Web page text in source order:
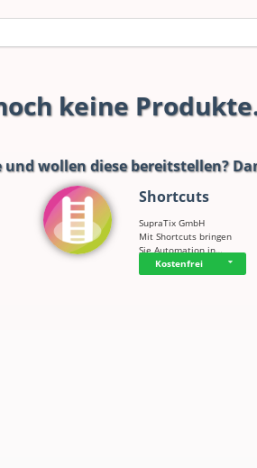
keine
und wollen diese bereitstellen?
Shortcuts
SupraTix GmbH
Mit Shortcuts bringen
Sie Automation in…
Kostenfrei